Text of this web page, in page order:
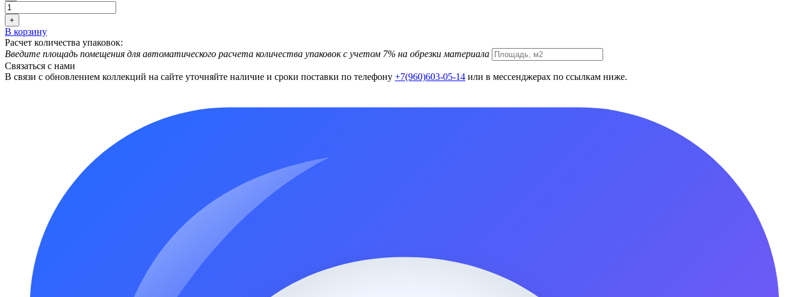
+
В корзину
Расчет количества упаковок:
Введите площадь помещения для автоматического расчета количества упаковок с учетом 7% на обрезки материала
Связаться с нами
В связи с обновлением коллекций на сайте уточняйте наличие и сроки поставки по телефону +7(960)603-05-14 или в мессенджерах по ссылкам ниже.